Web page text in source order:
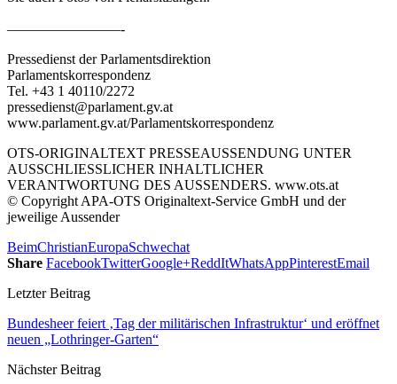
————————-
Pressedienst der Parlamentsdirektion
Parlamentskorrespondenz
Tel. +43 1 40110/2272
pressedienst@parlament.gv.at
www.parlament.gv.at/Parlamentskorrespondenz
OTS-ORIGINALTEXT PRESSEAUSSENDUNG UNTER
AUSSCHLIESSLICHER INHALTLICHER
VERANTWORTUNG DES AUSSENDERS. www.ots.at
© Copyright APA-OTS Originaltext-Service GmbH und der
jeweilige Aussender
BeimChristianEuropaSchwechat
Share FacebookTwitterGoogle+ReddItWhatsAppPinterestEmail
Letzter Beitrag
Bundesheer feiert ‚Tag der militärischen Infrastruktur‘ und eröffnet
neuen „Lothringer-Garten“
Nächster Beitrag